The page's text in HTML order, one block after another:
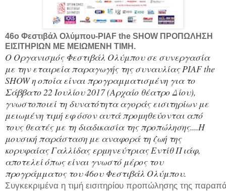
46ο Φεστιβάλ Ολύμπου-PIAF the SHOW ΠΡΟΠΩΛΗΣΗ
ΕΙΣΙΤΗΡΙΩΝ ΜΕ ΜΕΙΩΜΕΝΗ ΤΙΜΗ.
Ο Οργανισμός Φεστιβάλ Ολύμπου σε συνεργασία
με την εταιρεία παραγωγής της συναυλίας PIAF the
SHOW η οποία είναι προγραμματισμένη για το
Σάββατο 22 Ιουλίου 2017 (Αρχαίο θέατρο Δίου),
γνωστοποιεί τη δυνατότητα αγοράς εισιτηρίων με
μειωμένη τιμή εφ όσον αυτά προμηθεύονται από
τους θεατές με τη διαδικασία της προπώλησης....Η
μουσική παράσταση με αναφορά τη ζωή της
κορυφαίας Γαλλίδας ερμηνεύτριας Εντίθ Πιάφ,
αποτελεί όπως είναι γνωστό μέρος του
προγράμματος του 46ου Φεστιβάλ Ολύμπου.
Συγκεκριμένα η τιμή εισιτηρίου προπώλησης της